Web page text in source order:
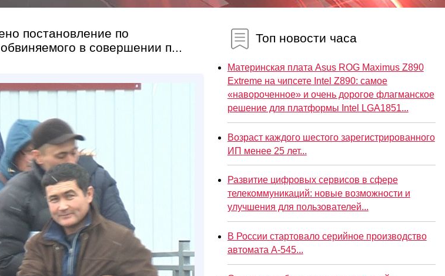
постановление по
в совершении п...
Топ новости часа
Материнская плата Asus ROG Maximus Z890
Extreme на чипсете Intel Z890: самое
«навороченное» и очень дорогое флагманское
решение для платформы Intel LGA1851...
Возраст каждого шестого зарегистрированного
ИП менее 25 лет...
Развитие цифровых сервисов в сфере
телекоммуникаций: новые возможности и
улучшения для пользователей...
В России стартовало серийное производство
автомата А-545...